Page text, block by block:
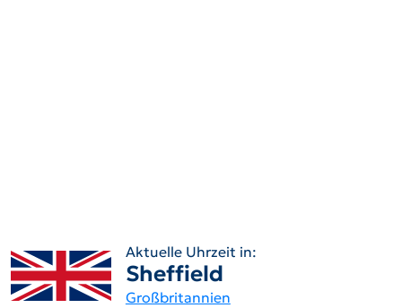
Aktuelle Uhrzeit in:
Sheffield
Großbritannien